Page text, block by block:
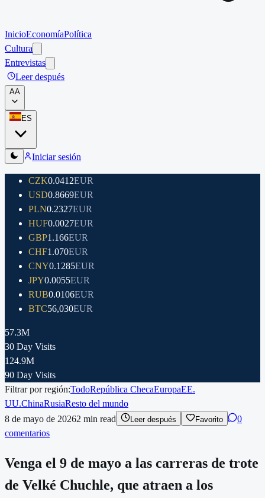
InicioEconomíaPolítica
Cultura
Entrevistas
Leer después
AA
ES
Iniciar sesión
CZK0.0412EUR
USD0.8669EUR
PLN0.2327EUR
HUF0.0027EUR
GBP1.166EUR
CHF1.070EUR
CNY0.1285EUR
JPY0.0055EUR
RUB0.0106EUR
BTC56,030EUR
57.3M
30 Day Visits
124.9M
90 Day Visits
Filtrar por región:TodoRepública ChecaEuropaEE.
UU.ChinaRusiaResto del mundo
8 de mayo de 20262 min read Leer después Favorito
0
comentarios
Venga el 9 de mayo a las carreras de trote
de Velké Chuchle, que atraen a los